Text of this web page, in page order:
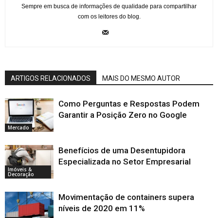
Sempre em busca de informações de qualidade para compartilhar
com os leitores do blog.
ARTIGOS RELACIONADOS MAIS DO MESMO AUTOR
Mercado
Como Perguntas e Respostas Podem
Garantir a Posição Zero no Google
Imóveis &
Decoração
Benefícios de uma Desentupidora
Especializada no Setor Empresarial
Movimentação de containers supera
níveis de 2020 em 11%